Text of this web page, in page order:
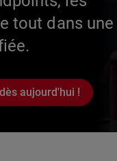
tout dans une
aujourd'hui !